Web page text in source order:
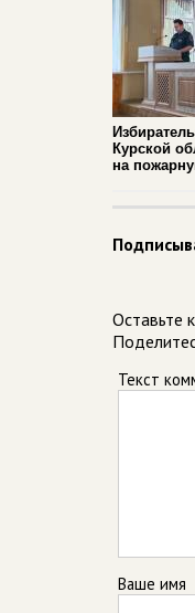
Курской
на
Оставьте
Текст
Ваше имя